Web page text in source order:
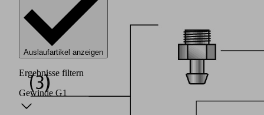
Auslaufartikel anzeigen
Ergebnisse filtern
Gewinde G1